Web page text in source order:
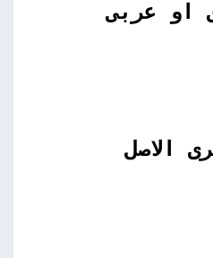
او عربى
الاصل